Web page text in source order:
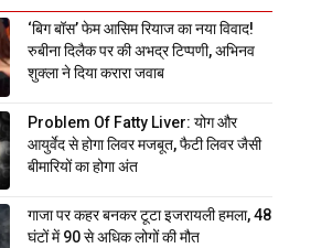
‘बिग बॉस’ फेम आसिम रियाज का नया विवाद!
रुबीना दिलैक पर की अभद्र टिप्पणी, अभिनव
शुक्ला ने दिया करारा जवाब
Problem Of Fatty Liver: योग और
आयुर्वेद से होगा लिवर मजबूत, फैटी लिवर जैसी
बीमारियों का होगा अंत
गाजा पर कहर बनकर टूटा इजरायली हमला, 48
घंटों में 90 से अधिक लोगों की मौत